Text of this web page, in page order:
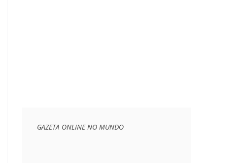
GAZETA ONLINE NO MUNDO